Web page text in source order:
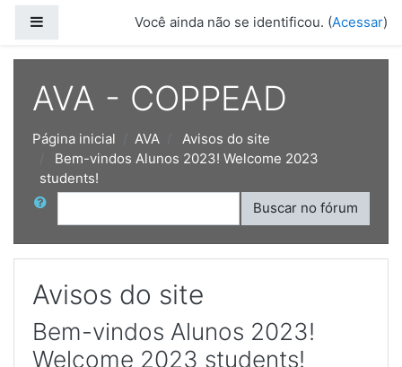
Você ainda não se identificou. (Acessar)
AVA - COPPEAD
Página inicial AVA
Avisos do site
Bem-vindos Alunos 2023! Welcome 2023
students!
Buscar
Buscar no fórum
Avisos do site
Bem-vindos Alunos 2023!
Welcome 2023 students!